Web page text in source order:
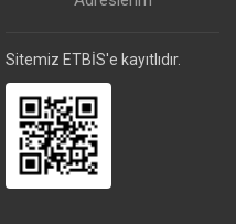
Sitemiz ETBİS'e kayıtlıdır.